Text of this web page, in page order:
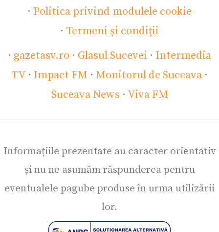
· Politica privind modulele cookie
· Termeni și condiții
· gazetasv.ro · Glasul Sucevei · Intermedia
TV · Impact FM · Monitorul de Suceava ·
Suceava News · Viva FM
Informațiile prezentate au caracter orientativ
și nu ne asumăm răspunderea pentru
eventualele pagube produse în urma utilizării
lor.